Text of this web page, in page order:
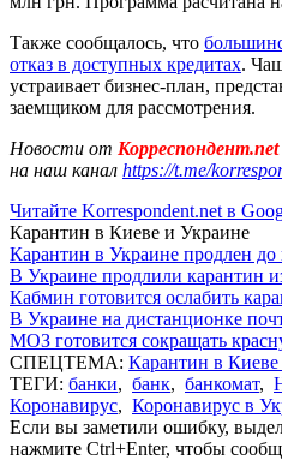
Также сообщалось, что
отказ в доступных кредитах.
устраивает бизнес-план,
заемщиком для рассмотрения.
Новости от Корреспондент.net
на наш канал https://t.me/
Читайте Korrespondent.net в
Карантин в Киеве и Украине
Карантин в Украине продлен до
В Украине продлили карантин
Кабмин готовится ослабить
В Украине на дистанционке
МОЗ готовится сокращать
СПЕЦТЕМА: Карантин в
ТЕГИ: банки, банк, банкомат,
Коронавирус, Коронавирус в
Если вы заметили ошибку,
нажмите Ctrl+Enter, чтобы